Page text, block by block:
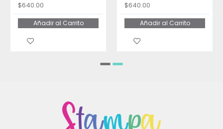
$640.00
Añadir al Carrito
$640.00
Añadir al Carrito